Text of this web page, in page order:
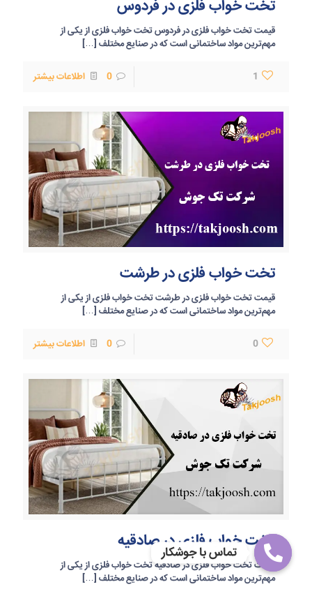
تخت خواب فلزی در فردوس
قیمت تخت خواب فلزی در فردوس تخت خواب فلزی از یکی از
مهم‌ترین مواد ساختمانی است که در صنایع مختلف […]
1
0 اطلاعات بیشتر
تخت خواب فلزی در طرشت
قیمت تخت خواب فلزی در طرشت تخت خواب فلزی از یکی از
مهم‌ترین مواد ساختمانی است که در صنایع مختلف […]
0
0 اطلاعات بیشتر
تخت خواب فلزی در صادقیه
قیمت تخت خواب فلزی در صادقیه تخت خواب فلزی از یکی از
مهم‌ترین مواد ساختمانی است که در صنایع مختلف […]
تماس با جوشکار
Open